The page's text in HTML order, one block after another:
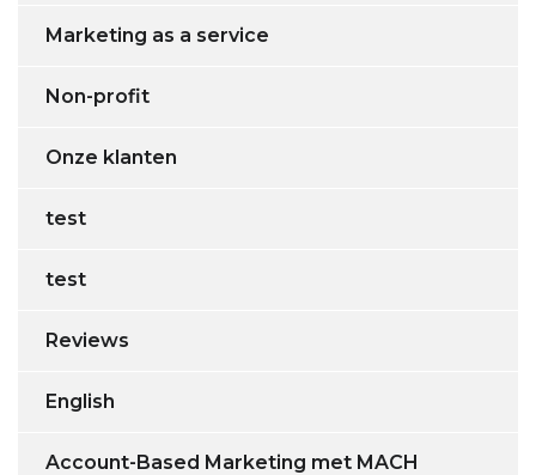
Marketing as a service
Non-profit
Onze klanten
test
test
Reviews
English
Account-Based Marketing met MACH